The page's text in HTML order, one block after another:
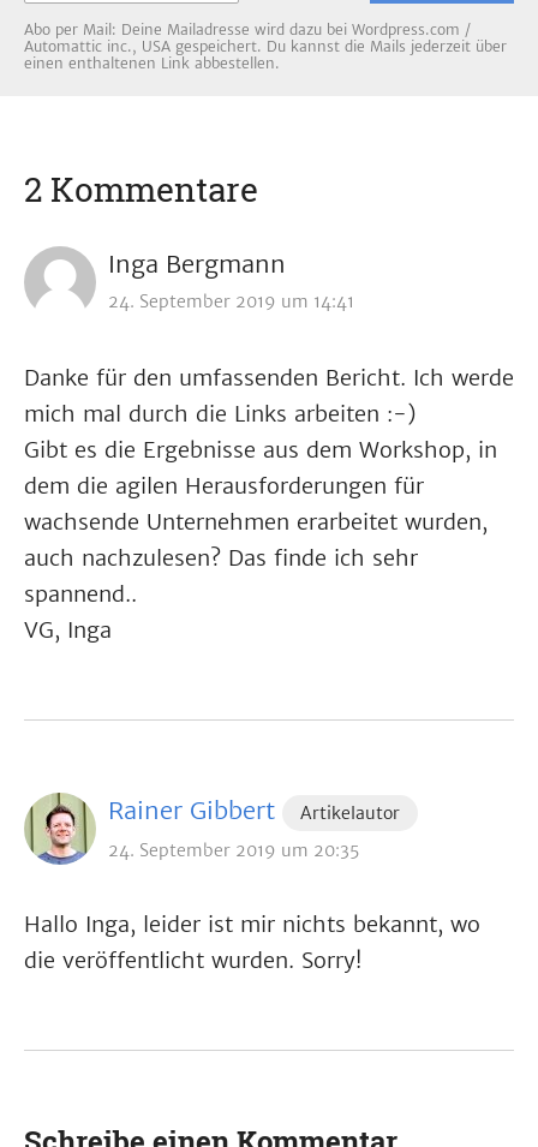
Abo per Mail: Deine Mailadresse wird dazu bei Wordpress.com /
Automattic inc., USA gespeichert. Du kannst die Mails jederzeit über
einen enthaltenen Link abbestellen.
2 Kommentare
Inga Bergmann
24. September 2019 um 14:41
Danke für den umfassenden Bericht. Ich werde
mich mal durch die Links arbeiten :-)
Gibt es die Ergebnisse aus dem Workshop, in
dem die agilen Herausforderungen für
wachsende Unternehmen erarbeitet wurden,
auch nachzulesen? Das finde ich sehr
spannend..
VG, Inga
Rainer Gibbert
Artikelautor
24. September 2019 um 20:35
Hallo Inga, leider ist mir nichts bekannt, wo
die veröffentlicht wurden. Sorry!